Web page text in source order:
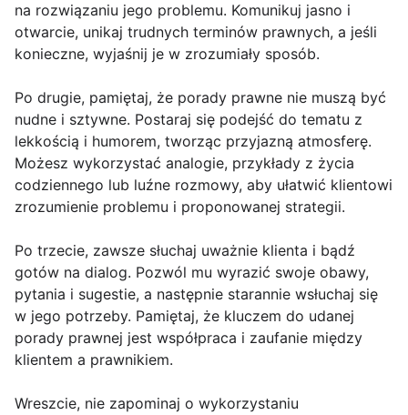
na rozwiązaniu jego problemu. Komunikuj jasno i
otwarcie, unikaj trudnych terminów prawnych, a jeśli
konieczne, wyjaśnij je w zrozumiały sposób.
Po drugie, pamiętaj, że porady prawne nie muszą być
nudne i sztywne. Postaraj się podejść do tematu z
lekkością i humorem, tworząc przyjazną atmosferę.
Możesz wykorzystać analogie, przykłady z życia
codziennego lub luźne rozmowy, aby ułatwić klientowi
zrozumienie problemu i proponowanej strategii.
Po trzecie, zawsze słuchaj uważnie klienta i bądź
gotów na dialog. Pozwól mu wyrazić swoje obawy,
pytania i sugestie, a następnie starannie wsłuchaj się
w jego potrzeby. Pamiętaj, że kluczem do udanej
porady prawnej jest współpraca i zaufanie między
klientem a prawnikiem.
Wreszcie, nie zapominaj o wykorzystaniu